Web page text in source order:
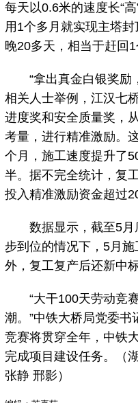
每天以0.6米的速度长“
用1个多月就实现主塔
晚20多天，相当于赶回1
“拿出真金白银奖励
相关人士举例，江汉七
进度奖和安全质量奖，
考量，进行精准激励。
个月，施工速度提升了
半。据不完全统计，复
投入精准激励资金超过
数据显示，截至5月
步到位的情况下，5月
外，复工复产后还新中
“大干100天劳动竞赛
潮。”中铁大桥局党委
竞赛将贯穿全年，中铁
完成项目建设任务。（
张静 邢影）